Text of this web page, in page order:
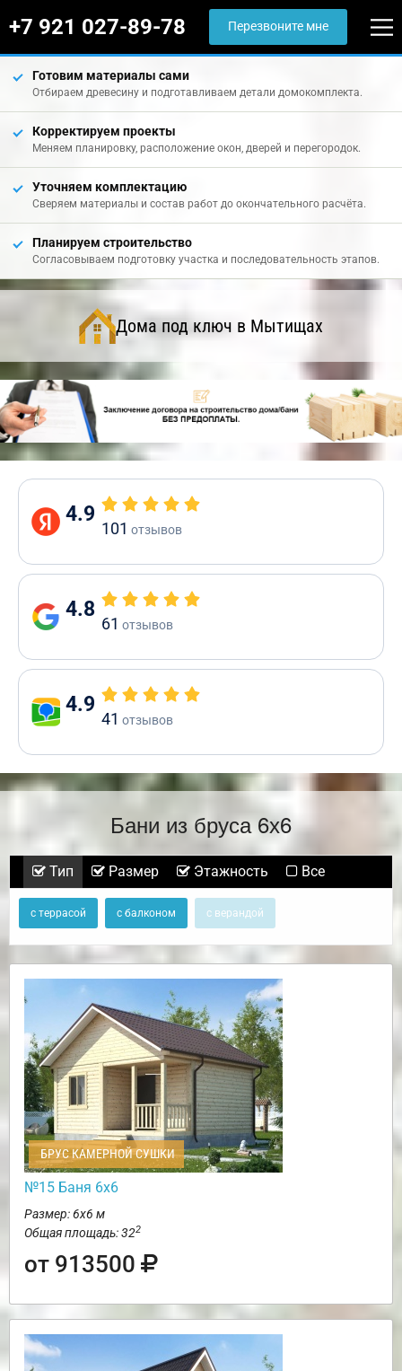
+7 921 027-89-78 Перезвоните мне
Готовим материалы сами
Отбираем древесину и подготавливаем детали домокомплекта.
Корректируем проекты
Меняем планировку, расположение окон, дверей и перегородок.
Уточняем комплектацию
Сверяем материалы и состав работ до окончательного расчёта.
Планируем строительство
Согласовываем подготовку участка и последовательность этапов.
Дома под ключ в Мытищах
4.9
101 отзывов
4.8
61 отзывов
4.9
41 отзывов
Бани из бруса 6х6
Тип Размер Этажность Все
с террасой с балконом с верандой
БРУС КАМЕРНОЙ СУШКИ
№15 Баня 6х6
Размер: 6х6 м
Общая площадь: 322
от 913500